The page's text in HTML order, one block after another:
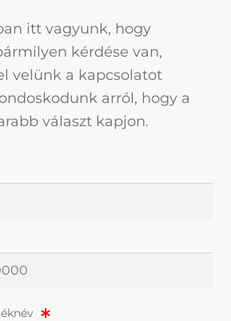
itt vagyunk, hogy
kérdése van,
velünk a kapcsolatot
arról, hogy a
választ kapjon.